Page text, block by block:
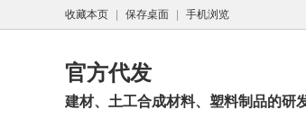
收藏本页 保存桌面 手机浏览
官方代发
建材、土工合成材料、塑料制品的研